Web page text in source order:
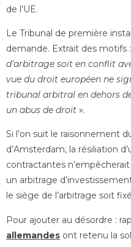
de l’UE.
Le Tribunal de première
demande. Extrait des motifs
d’arbitrage soit en conflit
vue du droit européen ne
tribunal arbitral en dehors
un abus de droit ».
Si l’on suit le raisonnement
d’Amsterdam, la résiliation
contractantes n’empêcherait
un arbitrage
le siège de l’arbitrage soit
Pour ajouter au désordre :
allemandes ont retenu la